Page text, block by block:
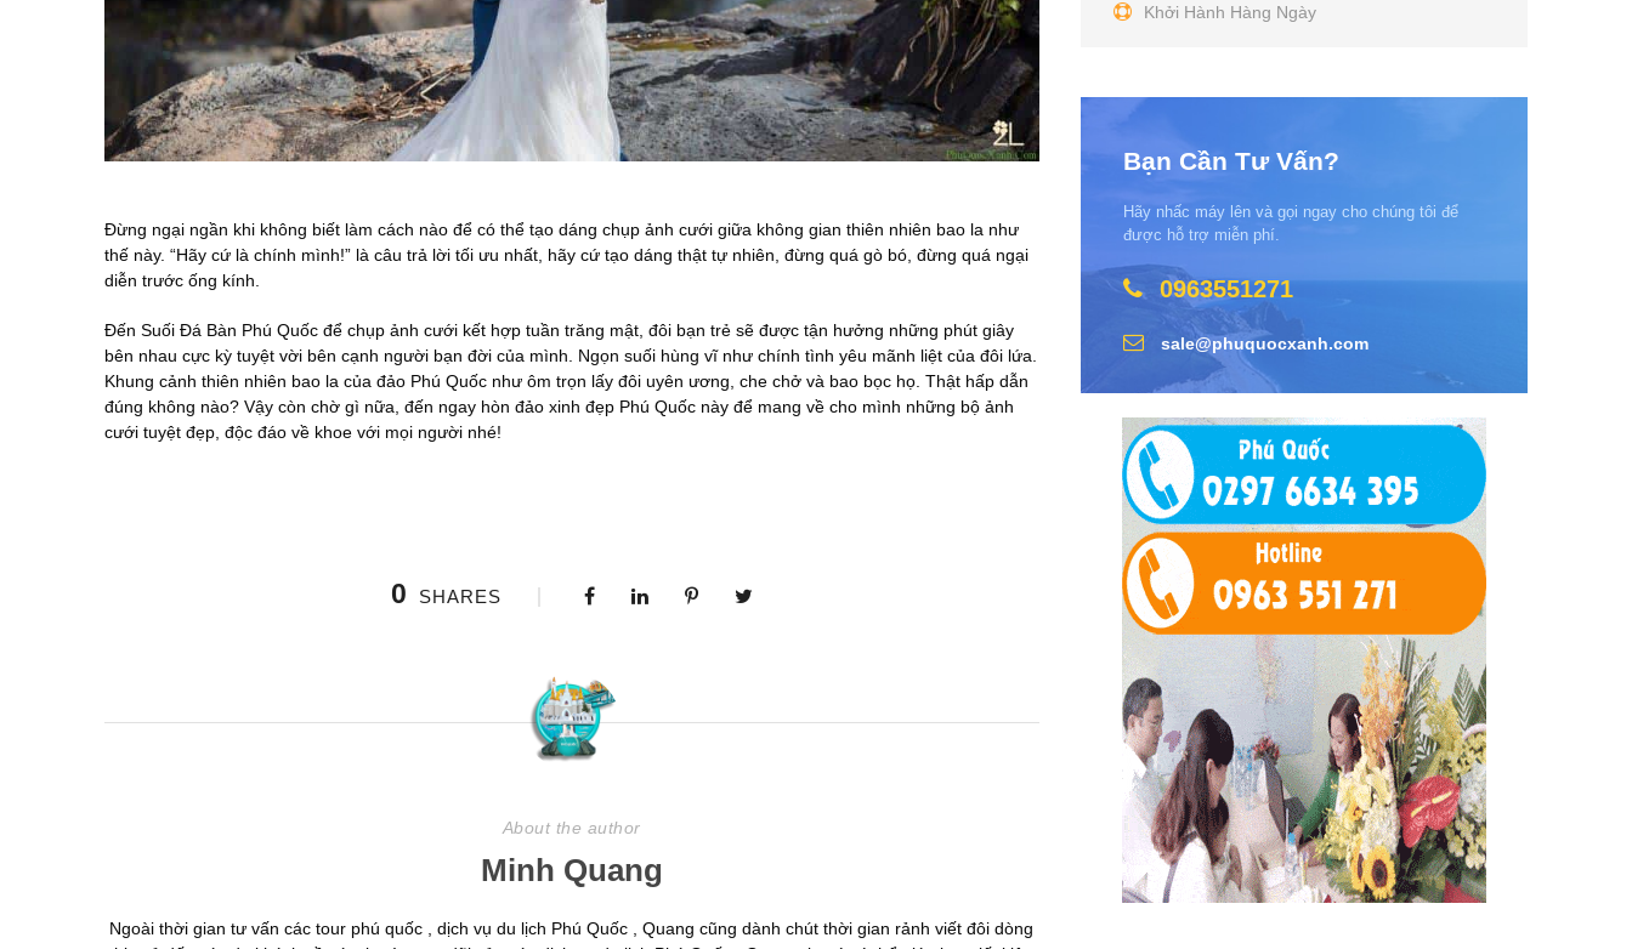
Đừng ngại ngần khi không biết làm cách nào để có thể tạo dáng chụp ảnh cưới giữa không gian thiên nhiên bao la như
thế này. “Hãy cứ là chính mình!” là câu trả lời tối ưu nhất, hãy cứ tạo dáng thật tự nhiên, đừng quá gò bó, đừng quá ngại
diễn trước ống kính.
Đến Suối Đá Bàn Phú Quốc để chụp ảnh cưới kết hợp tuần trăng mật, đôi bạn trẻ sẽ được tận hưởng những phút giây
bên nhau cực kỳ tuyệt vời bên cạnh người bạn đời của mình. Ngọn suối hùng vĩ như chính tình yêu mãnh liệt của đôi lứa.
Khung cảnh thiên nhiên bao la của đảo Phú Quốc như ôm trọn lấy đôi uyên ương, che chở và bao bọc họ. Thật hấp dẫn
đúng không nào? Vậy còn chờ gì nữa, đến ngay hòn đảo xinh đẹp Phú Quốc này để mang về cho mình những bộ ảnh
cưới tuyệt đẹp, độc đáo về khoe với mọi người nhé!
0 SHARES
About the author
Minh Quang
Ngoài thời gian tư vấn các tour phú quốc , dịch vụ du lịch Phú Quốc , Quang cũng dành chút thời gian rảnh viết đôi dòng
Khởi Hành Hàng Ngày
Bạn Cần Tư Vấn?
Hãy nhấc máy lên và gọi ngay cho chúng tôi để
được hỗ trợ miễn phí.
0963551271
sale@phuquocxanh.com